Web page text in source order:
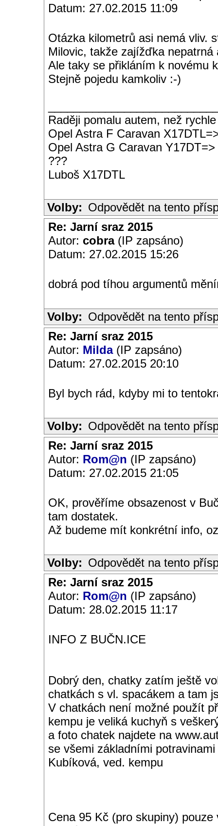
Datum: 27.02.2015 11:09
Otázka kilometrů asi nemá vliv.
Milovic, takže zajížďka
Ale taky se přikláním k novému
Stejně pojedu kamkoliv :-)
Raději pomalu autem, než
Opel Astra F Caravan
Opel Astra G Caravan Y17DT=>
???
Luboš X17DTL
Volby: Odpovědět na tento
Re: Jarní sraz 2015
Autor: cobra(IP zapsáno)
Datum: 27.02.2015 15:26
dobrá pod tíhou argumentů
Volby: Odpovědět na tento
Re: Jarní sraz 2015
Autor: Milda(IP zapsáno)
Datum: 27.02.2015 20:10
Byl bych rád, kdyby mi to
Volby: Odpovědět na tento
Re: Jarní sraz 2015
Autor: Rom@n (IP zapsáno)
Datum: 27.02.2015 21:05
OK, prověříme obsazenost v
tam dostatek.
Až budeme mít konkrétní info,
Volby: Odpovědět na tento
Re: Jarní sraz 2015
Autor: Rom@n (IP zapsáno)
Datum: 28.02.2015 11:17
INFO Z BUČN.ICE
Dobrý den, chatky zatím ještě
chatkách s vl. spacákem a tam
V chatkách není možné použít
kempu je veliká kuchyň s
a foto chatek najdete na
se všemi základními
Kubíková, ved. kempu
Cena 95 Kč (pro skupiny)